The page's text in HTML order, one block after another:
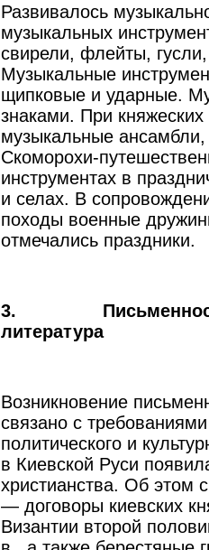
Развивалось
музыкальных
свирели, флейты,
Музыкальные
щипковые и ударные.
знаками. При
музыкальные
Скоморохи-
инструментах в
и селах. В
походы военные
отмечались праздники.
3.
литература
Возникновение
связано с
политического и
в Киевской Руси
христианства. Об этом
— договоры киевских
Византии второй